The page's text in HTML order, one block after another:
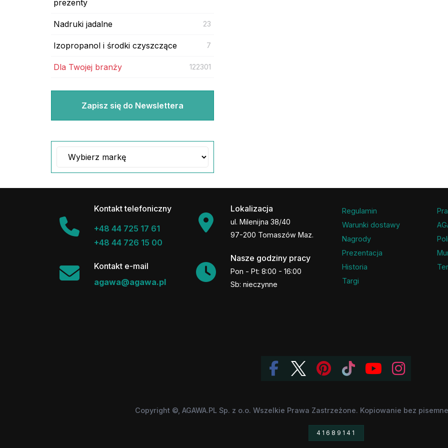
prezenty
Nadruki jadalne 23
Izopropanol i środki czyszczące 7
Dla Twojej branży 122301
Zapisz się do Newslettera
Kontakt telefoniczny
+48 44 725 17 61
+48 44 726 15 00
Kontakt e-mail
agawa@agawa.pl
Lokalizacja
ul. Milenijna 38/40
97-200 Tomaszów Maz.
Nasze godziny pracy
Pon - Pt: 8:00 - 16:00
Sb: nieczynne
Regulamin
Warunki dostawy
Nagrody
Prezentacja
Historia
Targi
Copyright ©, AGAWA.PL Sp. z o.o. Wszelkie Prawa Zastrzeżone. Kopiowanie bez
41689141